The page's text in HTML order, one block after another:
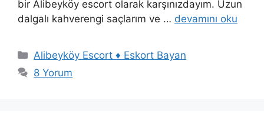
bir Alibeyköy escort olarak karşınızdayım. Uzun
dalgalı kahverengi saçlarım ve … devamını oku
Kategoriler
Alibeyköy Escort ♦️ Eskort Bayan
8 Yorum